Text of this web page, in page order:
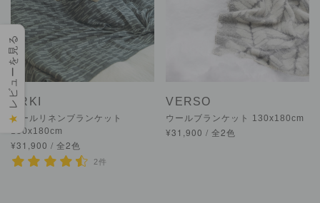
ARKI
ウールリネンブランケット
130x180cm
¥31,900 / 全2色
2件
VERSO
ウールブランケット 130x180cm
¥31,900 / 全2色
★
レビューを見る